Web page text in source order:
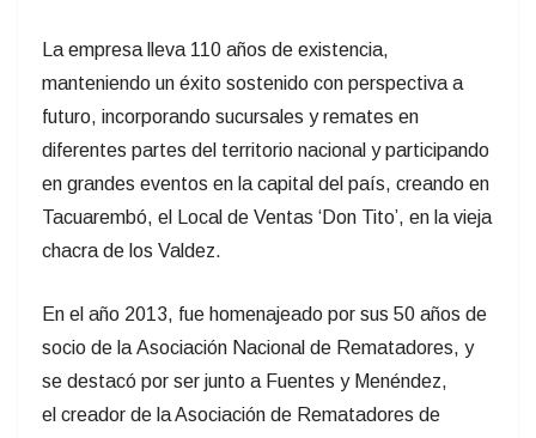
La empresa lleva 110 años de existencia,
manteniendo un éxito sostenido con perspectiva a
futuro, incorporando sucursales y remates en
diferentes partes del territorio nacional y participando
en grandes eventos en la capital del país, creando en
Tacuarembó, el Local de Ventas ‘Don Tito’, en la vieja
chacra de los Valdez.
En el año 2013, fue homenajeado por sus 50 años de
socio de la Asociación Nacional de Rematadores, y
se destacó por ser junto a Fuentes y Menéndez,
el creador de la Asociación de Rematadores de